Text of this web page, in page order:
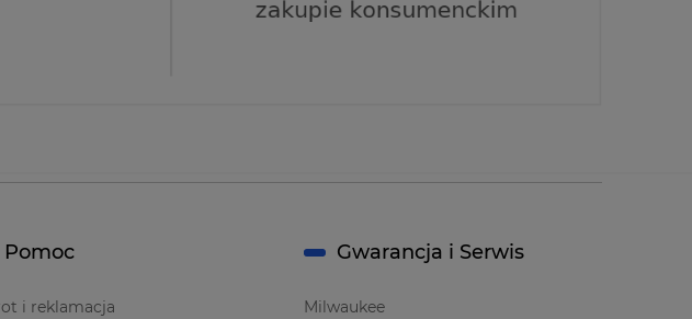
Pomoc
i reklamacja
Gwarancja i Serwis
Milwaukee